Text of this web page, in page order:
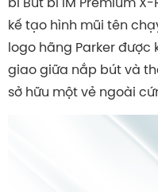
kế tạo hình mũi tên
logo hãng Parker được
giao giữa nắp bút và
sở hữu một vẻ ngoài